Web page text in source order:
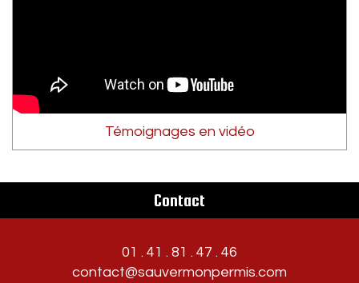
Témoignages en vidéo
Contact
01 . 41 . 81 . 47 . 46
contact@sauvermonpermis.com